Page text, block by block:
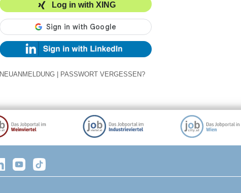
Log in with XING
NEUANMELDUNG PASSWORT VERGESSEN?